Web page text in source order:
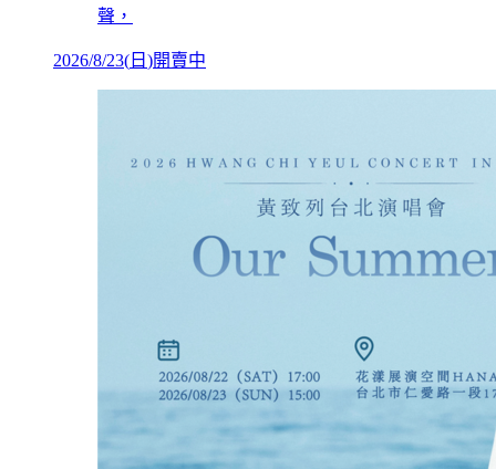
聲，
2026/8/23( 日 )開賣中